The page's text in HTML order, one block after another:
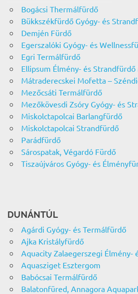
Bogácsi Thermálfürdő
Bükkszékfürdő Gyógy- és
Demjén Fürdő
Egerszalóki Gyógy- és
Egri Termálfürdő
Ellipsum Élmény- és
Mátraderecskei Mofetta –
Mezőcsáti Termálfürdő
Mezőkövesdi Zsóry Gyógy- és
Miskolctapolcai Barlangfürdő
Miskolctapolcai Strandfürdő
Parádfürdő
Sárospatak, Végardó Fürdő
Tiszaújváros Gyógy- és
DUNÁNTÚL
Agárdi Gyógy- és Termálfürdő
Ajka Kristályfürdő
Aquacity Zalaegerszegi Élmény-
Aquasziget Esztergom
Babócsai Termálfürdő
Balatonfüred, Annagora